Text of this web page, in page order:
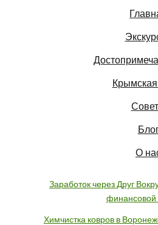
Крымская
О
Заработок через Друг
финансовой
Химчистка ковров в